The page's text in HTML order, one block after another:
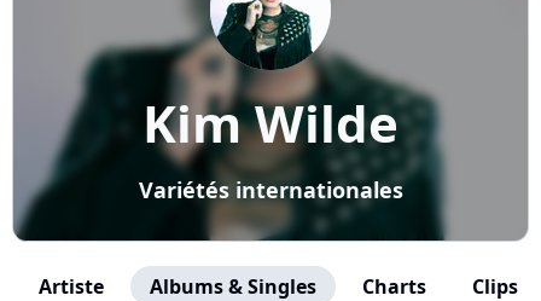
Kim Wilde
Variétés internationales
Artiste Albums & Singles Charts Clips